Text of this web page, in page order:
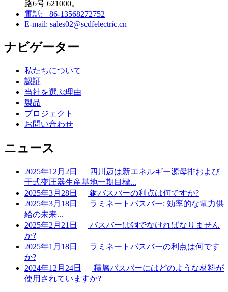
路6号 621000。
電話: +86-13568272752
E-mail: sales02@scdfelectric.cn
ナビゲーター
私たちについて
認証
当社を選ぶ理由
製品
プロジェクト
お問い合わせ
ニュース
2025年12月2日
四川迈は新エネルギー源母排および
干式变圧器生産基地一期目標...
2025年3月28日
銅バスバーの利点は何ですか?
2025年3月18日
ラミネートバスバー: 効率的な電力供
給の未来...
2025年2月21日
バスバーは銅でなければなりません
か?
2025年1月18日
ラミネートバスバーの利点は何です
か?
2024年12月24日
積層バスバーにはどのような材料が
使用されていますか?